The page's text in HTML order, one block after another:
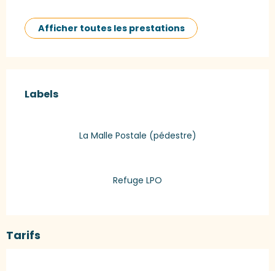
Afficher toutes les prestations
Labels
Labels
La Malle Postale (pédestre)
Refuge LPO
Tarifs